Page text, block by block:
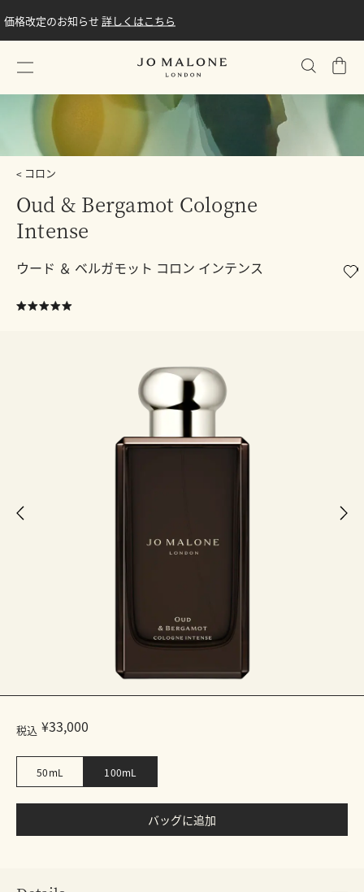
価格改定のお知らせ 詳しくはこちら
シ
ピ
ン
コロン
Oud & Bergamot Cologne
Intense
ウード ＆ ベルガモット コロン インテンス
税込 ¥33,000
50mL 100mL
バッグに追加